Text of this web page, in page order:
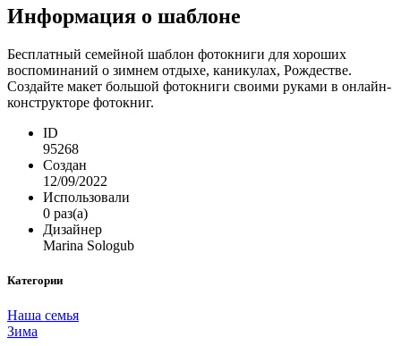
Информация о шаблоне
Бесплатный семейной шаблон фотокниги для хороших
воспоминаний о зимнем отдыхе, каникулах, Рождестве.
Создайте макет большой фотокниги своими руками в онлайн-
конструкторе фотокниг.
ID
95268
Создан
12/09/2022
Использовали
0 раз(а)
Дизайнер
Marina Sologub
Категории
Наша семья
Зима